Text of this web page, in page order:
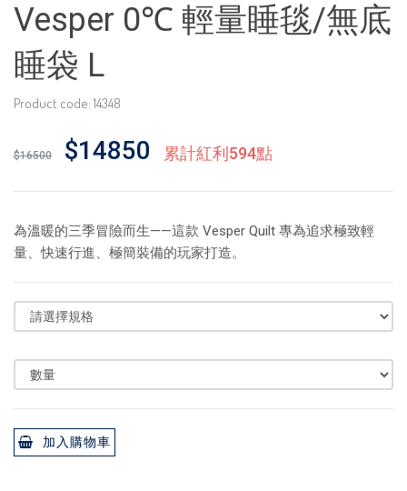
Vesper 0℃ 輕量睡毯/無底
睡袋 L
Product code: 14348
$16500 $14850 累計紅利594點
為溫暖的三季冒險而生——這款 Vesper Quilt 專為追求極致輕
量、快速行進、極簡裝備的玩家打造。
加入購物車